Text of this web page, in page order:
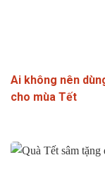
Ai không nên
cho mùa Tết